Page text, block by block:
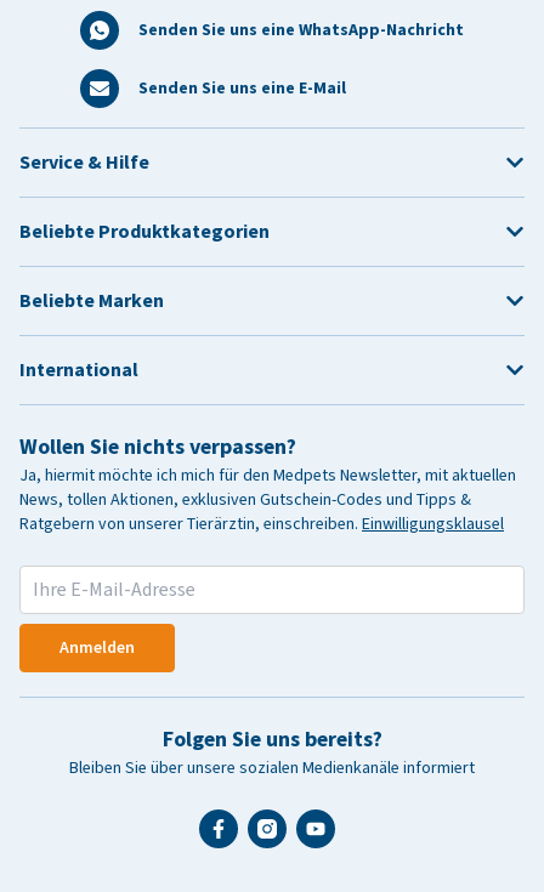
Senden Sie uns eine WhatsApp-Nachricht
Senden Sie uns eine E-Mail
Wollen Sie nichts verpassen?
Ja, hiermit möchte ich mich für den Medpets Newsletter, mit aktuellen
News, tollen Aktionen, exklusiven Gutschein-Codes und Tipps &
Ratgebern von unserer Tierärztin, einschreiben. Einwilligungsklausel
Anmelden
Folgen Sie uns bereits?
Bleiben Sie über unsere sozialen Medienkanäle informiert
Service & Hilfe
Beliebte Produktkategorien
Beliebte Marken
International